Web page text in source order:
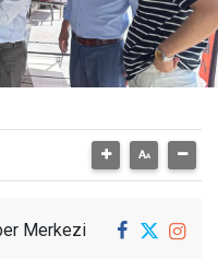
Merkezi